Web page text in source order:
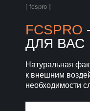
FCSPRO
Уголки, планки,
для
Облицовка
проектов
панели
Блок
[ fcspro ]
Натуральная
к внешним
необходимости
FCSPRO
ДЛЯ ВАС